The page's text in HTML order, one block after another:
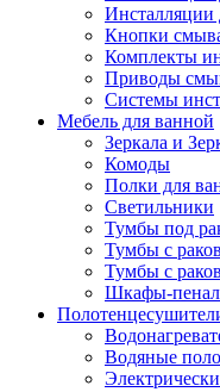
Инсталляции
Кнопки
Комплекты
Приводы
Системы
Мебель для ванной
Зеркала и
Комоды
Полки для
Светильники
Тумбы под
Тумбы с
Тумбы с
Шкафы-
Водяные